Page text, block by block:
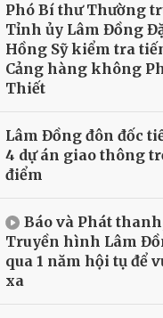
Phó Bí thư Thường
Tỉnh ủy Lâm Đồng
Hồng Sỹ kiểm tra
Cảng hàng không
Thiết
Lâm Đồng đôn đốc
4 dự án giao thông
điểm
Báo và Phát
Truyền hình Lâm
qua 1 năm hội tụ để
xa